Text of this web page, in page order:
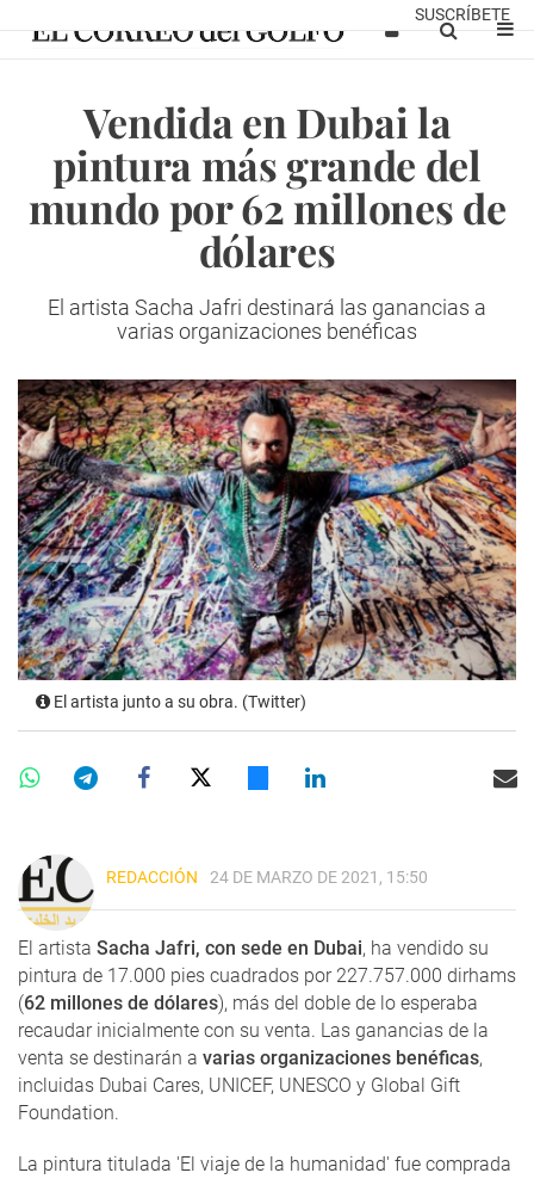
SUSCRÍBETE
Vendida en Dubai la
pintura más grande del
mundo por 62 millones de
dólares
El artista Sacha Jafri destinará las ganancias a
varias organizaciones benéficas
El artista junto a su obra. (Twitter)
REDACCIÓN 24 DE MARZO DE 2021, 15:50
El artista Sacha Jafri, con sede en Dubai, ha vendido su
pintura de 17.000 pies cuadrados por 227.757.000 dirhams
(62 millones de dólares), más del doble de lo esperaba
recaudar inicialmente con su venta. Las ganancias de la
venta se destinarán a varias organizaciones benéficas,
incluidas Dubai Cares, UNICEF, UNESCO y Global Gift
Foundation.
La pintura titulada 'El viaje de la humanidad' fue comprada